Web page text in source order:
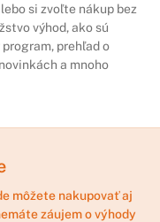
si zvoľte nákup bez
výhod, ako sú
prehľad o
a mnoho
môžete nakupovať aj
záujem o výhody